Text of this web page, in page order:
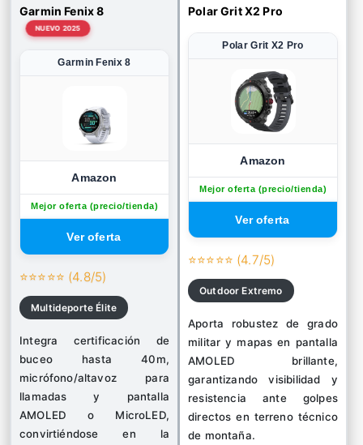
Garmin Fenix 8
NUEVO 2025
Garmin Fenix 8
Amazon
Mejor oferta (precio/tienda)
⭐⭐⭐⭐⭐ (4.8/5)
Multideporte Élite
Integra certificación de
buceo hasta 40m,
micrófono/altavoz para
llamadas y pantalla
AMOLED o MicroLED,
convirtiéndose en la
Polar Grit X2 Pro
Polar Grit X2 Pro
Amazon
Mejor oferta (precio/tienda)
⭐⭐⭐⭐⭐ (4.7/5)
Outdoor Extremo
Aporta robustez de grado
militar y mapas en pantalla
AMOLED brillante,
garantizando visibilidad y
resistencia ante golpes
directos en terreno técnico
de montaña.